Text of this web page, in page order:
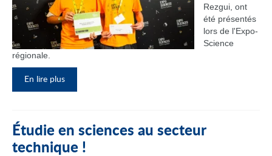
Rezgui, ont
été présentés
lors de l'Expo-
Science
régionale.
En lire plus
Étudie en sciences au secteur
technique !